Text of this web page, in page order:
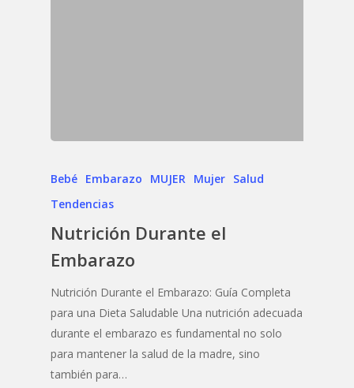
Bebé Embarazo MUJER Mujer Salud
Tendencias
Nutrición Durante el
Embarazo
Nutrición Durante el Embarazo: Guía Completa
para una Dieta Saludable Una nutrición adecuada
durante el embarazo es fundamental no solo
para mantener la salud de la madre, sino
también para…